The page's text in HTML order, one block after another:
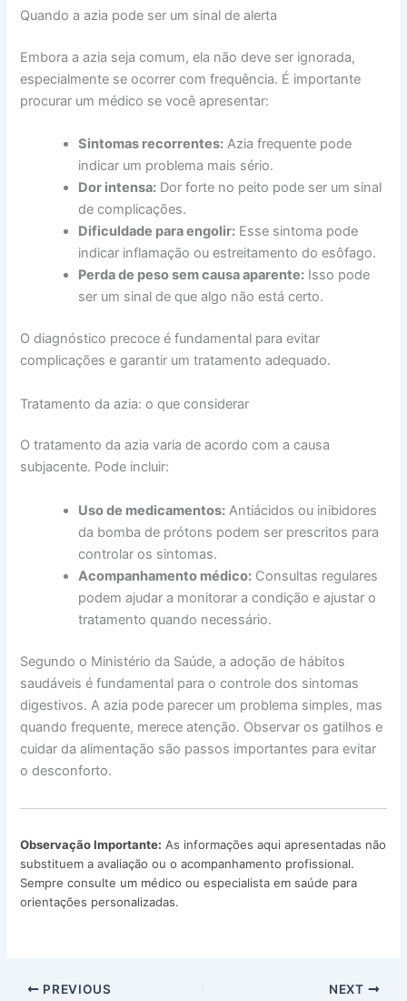
Quando a azia pode ser um sinal de alerta
Embora a azia seja comum, ela não deve ser ignorada,
especialmente se ocorrer com frequência. É importante
procurar um médico se você apresentar:
Sintomas recorrentes: Azia frequente pode
indicar um problema mais sério.
Dor intensa: Dor forte no peito pode ser um sinal
de complicações.
Dificuldade para engolir: Esse sintoma pode
indicar inflamação ou estreitamento do esôfago.
Perda de peso sem causa aparente: Isso pode
ser um sinal de que algo não está certo.
O diagnóstico precoce é fundamental para evitar
complicações e garantir um tratamento adequado.
Tratamento da azia: o que considerar
O tratamento da azia varia de acordo com a causa
subjacente. Pode incluir:
Uso de medicamentos: Antiácidos ou inibidores
da bomba de prótons podem ser prescritos para
controlar os sintomas.
Acompanhamento médico: Consultas regulares
podem ajudar a monitorar a condição e ajustar o
tratamento quando necessário.
Segundo o Ministério da Saúde, a adoção de hábitos
saudáveis é fundamental para o controle dos sintomas
digestivos. A azia pode parecer um problema simples, mas
quando frequente, merece atenção. Observar os gatilhos e
cuidar da alimentação são passos importantes para evitar
o desconforto.
Observação Importante: As informações aqui apresentadas não
substituem a avaliação ou o acompanhamento profissional.
Sempre consulte um médico ou especialista em saúde para
orientações personalizadas.
PREVIOUS NEXT